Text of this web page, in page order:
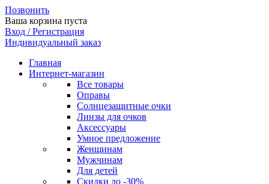
Позвонить
Ваша корзина пуста
Вход / Регистрация
Индивидуальный заказ
Главная
Интернет-магазин
Все товары
Оправы
Солнцезащитные очки
Линзы для очков
Аксессуары
Умное предложение
Женщинам
Мужчинам
Для детей
Скидки до -30%